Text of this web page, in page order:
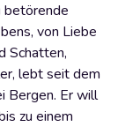
betörende
von Liebe
Schatten,
lebt seit dem
Bergen. Er will
zu einem